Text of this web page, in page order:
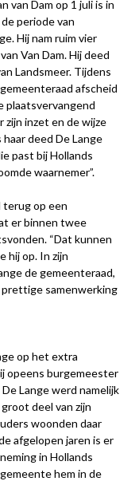
van Dam op 1 juli is in
periode van
Hij nam ruim vier
Van Dam. Hij deed
Landsmeer. Tijdens
afscheid
plaatsvervangend
zijn inzet en de wijze
deed De Lange
past bij Hollands
waarnemer”.
terug op een
er binnen twee
“Dat kunnen
hij op. In zijn
de gemeenteraad,
samenwerking
op het extra
opeens burgemeester
Lange werd namelijk
deel van zijn
woonden daar
afgelopen jaren is er
in Hollands
hem in de